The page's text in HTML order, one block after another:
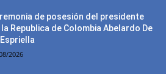
de posesión del presidente
la Republica de Colombia Abelardo De
Espriella
2026